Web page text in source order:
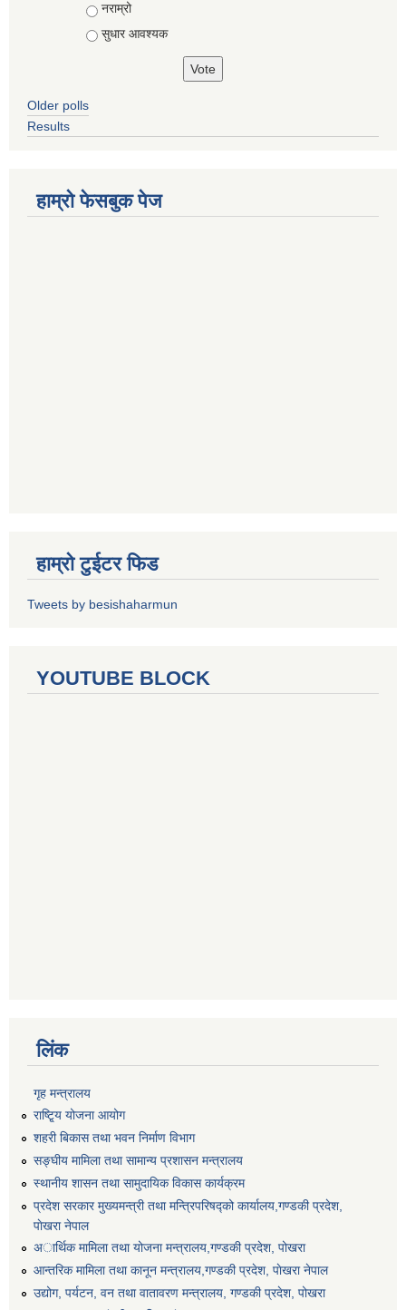
नराम्रो
सुधार आवश्यक
Older polls
Results
हाम्रो फेसबुक पेज
हाम्रो टुईटर फिड
Tweets by besishaharmun
YOUTUBE BLOCK
लिंक
गृह मन्त्रालय
राष्टि्ृय योजना आयोग
शहरी बिकास तथा भवन निर्माण विभाग
सङ्घीय मामिला तथा सामान्य प्रशासन मन्त्रालय
स्थानीय शासन तथा सामुदायिक विकास कार्यक्रम
प्रदेश सरकार मुख्यमन्त्री तथा मन्त्रिपरिषद्को कार्यालय,गण्डकी प्रदेश,
पाेखरा नेपाल
अार्थिक मामिला तथा योजना मन्त्रालय,गण्डकी प्रदेश, पोखरा
आन्तरिक मामिला तथा कानून मन्त्रालय,गण्डकी प्रदेश, पाेखरा नेपाल
उद्योग, पर्यटन, वन तथा वातावरण मन्त्रालय, गण्डकी प्रदेश, पोखरा